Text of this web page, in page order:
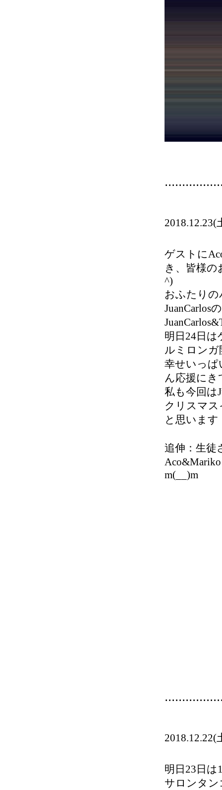
ゲストに
き、皆様
^)
おふたり
JuanCarlos
明日24日
ルミロンガ
幸せいっ
ん応援にき
私も今回は
クリスマ
と思います
追伸：生徒
m(__)m
明日23日
サロンタ